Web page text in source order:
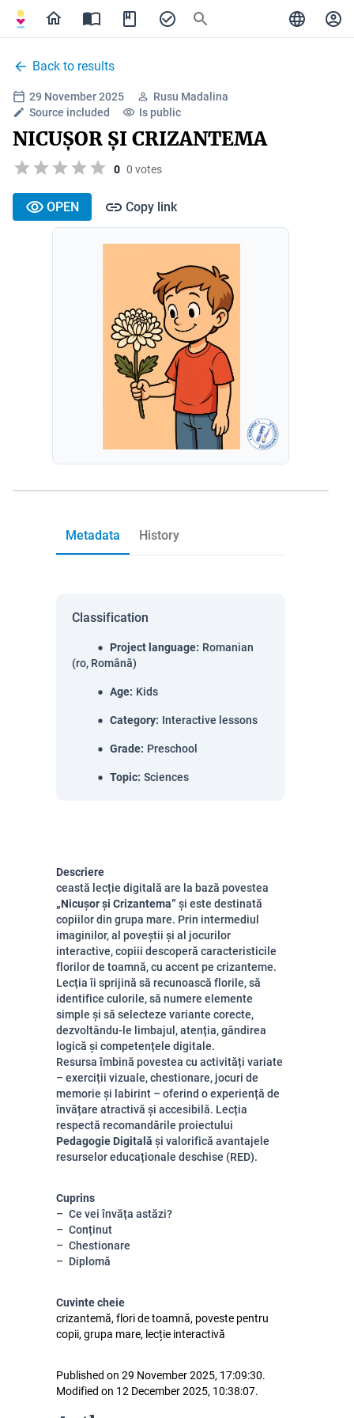
Back to results
29 November 2025
Rusu Madalina
Source included
Is public
NICUȘOR ȘI CRIZANTEMA
0 0 votes
OPEN Copy link
Metadata History
Classification
Project language: Romanian
(ro, Română)
Age: Kids
Category: Interactive lessons
Grade: Preschool
Topic: Sciences
Descriere
ceastă lecție digitală are la bază povestea
„Nicușor și Crizantema” și este destinată
copiilor din grupa mare. Prin intermediul
imaginilor, al poveștii și al jocurilor
interactive, copiii descoperă caracteristicile
florilor de toamnă, cu accent pe crizanteme.
Lecția îi sprijină să recunoască florile, să
identifice culorile, să numere elemente
simple și să selecteze variante corecte,
dezvoltându-le limbajul, atenția, gândirea
logică și competențele digitale.
Resursa îmbină povestea cu activități variate
– exerciții vizuale, chestionare, jocuri de
memorie și labirint – oferind o experiență de
învățare atractivă și accesibilă. Lecția
respectă recomandările proiectului
Pedagogie Digitală și valorifică avantajele
resurselor educaționale deschise (RED).
Cuprins
Ce vei învăța astăzi?
Conținut
Chestionare
Diplomă
Cuvinte cheie
crizantemă, flori de toamnă, poveste pentru
copii, grupa mare, lecție interactivă
Published on 29 November 2025, 17:09:30.
Modified on 12 December 2025, 10:38:07.